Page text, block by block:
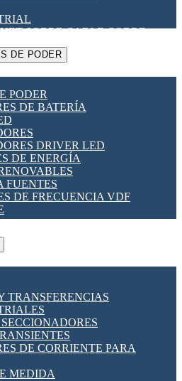
SSR
POTENCIA
DE CABLE
SOBRE CABLE COBRE
IOT
WIFI
DE PODER
PODER
DE BATERÍA
DRIVER LED
DE ENERGÍA
FUENTES
DE FRECUENCIA VDF
TRANSFERENCIAS
DE CORRIENTE PARA
MEDIDA